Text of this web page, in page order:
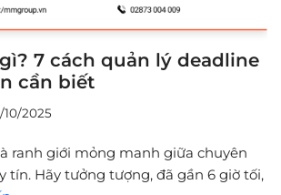
7 cách quản lý deadline
cần biết
10/2025
ranh giới mỏng manh giữa chuyên
tín. Hãy tưởng tượng, đã gần 6 giờ tối,